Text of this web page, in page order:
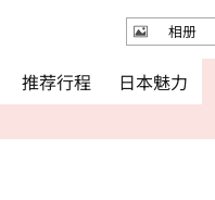
推荐行程 日本魅力
相册